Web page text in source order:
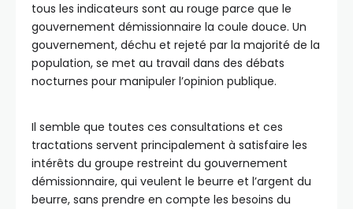
tous les indicateurs sont au rouge parce que le
gouvernement démissionnaire la coule douce. Un
gouvernement, déchu et rejeté par la majorité de la
population, se met au travail dans des débats
nocturnes pour manipuler l’opinion publique.
Il semble que toutes ces consultations et ces
tractations servent principalement à satisfaire les
intérêts du groupe restreint du gouvernement
démissionnaire, qui veulent le beurre et l’argent du
beurre, sans prendre en compte les besoins du